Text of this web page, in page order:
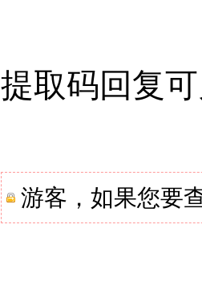
提取码回复
游客，如果您要